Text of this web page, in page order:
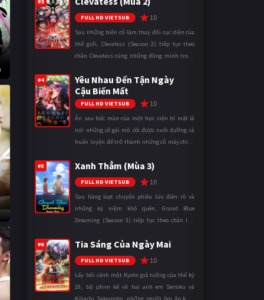
#3
FULL HD VIETSUB 10
Sau những biến cố làm thay đổi cục diện của
thế giới, Clevatess (Season 2) tiếp tục theo
chân Clevatess cùng những đồng minh trong
loại đến bờ vực diệ ...
#4
Yêu Nhau Đến Tận Ngày
Cậu Biến Mất
FULL HD VIETSUB 10
Ẩn sau bức màn của một học viện bí mật là
nơi những cô gái mồ côi được nuôi dưỡng và
huấn luyện để trở thành những cỗ máy chiến
được xem là điều hiển nh ...
#5 Xanh Thẳm (Mùa 3)
FULL HD VIETSUB 10
Sau hàng loạt chuyến phiêu lưu điên rồ và
những kỷ niệm khó quên, Grand Blue
Dreaming (Season 3) tiếp tục theo chân Iori
trong những ngày tháng đại học đ ...
#6 Tia Sáng Của Ngày Mai
FULL HD VIETSUB 10
Lấy bối cảnh một Kyoto giả tưởng của thế kỷ
20, bộ phim kể về hai anh em Seiroku và